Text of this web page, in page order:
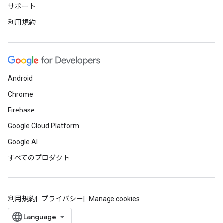
サポート
利用規約
Android
Chrome
Firebase
Google Cloud Platform
Google AI
すべてのプロダクト
利用規約 プライバシー Manage cookies